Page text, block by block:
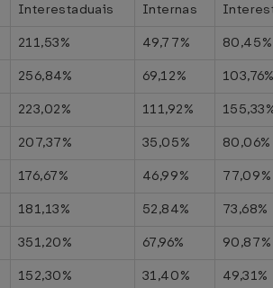
Interestaduais Internas
211,53% 49,77%
80,45%
256,84% 69,12%
223,02% 111,92%
207,37% 35,05%
80,06%
176,67% 46,99%
77,09%
181,13% 52,84%
73,68%
351,20% 67,96%
90,87%
152,30% 31,40%
49,31%